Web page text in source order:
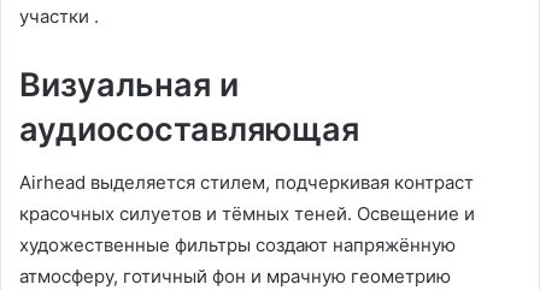
участки .
Визуальная и
аудиосоставляющая
Airhead выделяется стилем, подчеркивая контраст
красочных силуетов и тёмных теней. Освещение и
художественные фильтры создают напряжённую
атмосферу, готичный фон и мрачную геометрию